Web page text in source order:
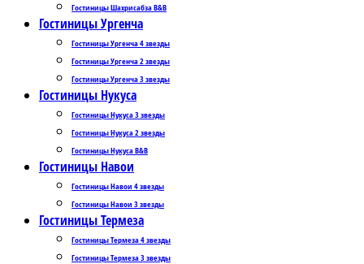
Гостиницы Шахрисабза B&B
Гостиницы Ургенча
Гостиницы Ургенча 4 звезды
Гостиницы Ургенча 2 звезды
Гостиницы Ургенча 3 звезды
Гостиницы Нукуса
Гостиницы Нукуса 3 звезды
Гостиницы Нукуса 2 звезды
Гостиницы Нукуса B&B
Гостиницы Навои
Гостиницы Навои 4 звезды
Гостиницы Навои 3 звезды
Гостиницы Термеза
Гостиницы Термеза 4 звезды
Гостиницы Термеза 3 звезды